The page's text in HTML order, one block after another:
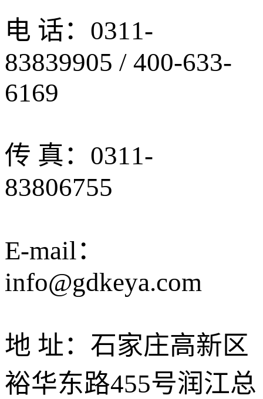
电 话：0311-
83839905 / 400-633-
6169
传 真：0311-
83806755
E-mail：
info@gdkeya.com
地 址：石家庄高新区
裕华东路455号润江总